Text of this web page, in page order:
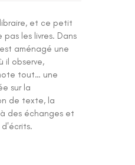
et ce petit
pas les livres. Dans
aménagé une
il observe,
tout… une
sur la
de texte, la
des échanges et